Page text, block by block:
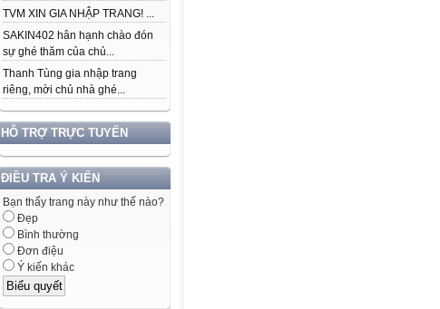
TVM XIN GIA NHẬP TRANG! ...
SAKIN402 hân hạnh chào đón
sự ghé thăm của chủ...
Thanh Tùng gia nhập trang
riêng, mời chủ nhà ghé...
HỖ TRỢ TRỰC TUYẾN
ĐIỀU TRA Ý KIẾN
Bạn thấy trang này như thế nào?
Đẹp
Bình thường
Đơn điệu
Ý kiến khác